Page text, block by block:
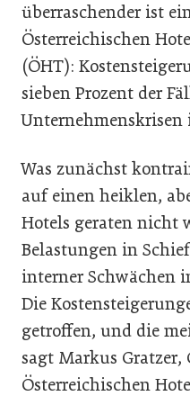
überraschender ist
Österreichischen
(ÖHT):
sieben Prozent der
Unternehmenskrisen
Was zunächst
auf einen heiklen,
Hotels geraten nicht
Belastungen in
interner Schwächen
Die
getroffen, und die
sagt Markus Gratzer,
Österreichischen